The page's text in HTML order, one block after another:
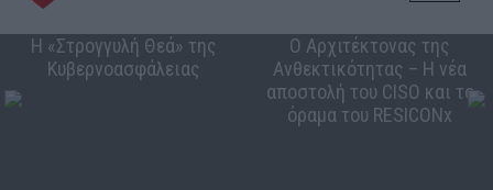
Η «Στρογγυλή Θεά» της
Κυβερνοασφάλειας
Ο Αρχιτέκτονας της
Ανθεκτικότητας – Η νέα
αποστολή του CISO και το
όραμα του RESICONx